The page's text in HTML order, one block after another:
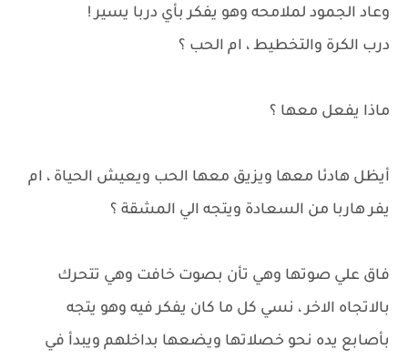
وعاد الجمود لملامحه وهو يفكر بأي دربا يسير !
درب الكرة والتخطيط ، ام الحب ؟
ماذا يفعل معها ؟
أيظل هادئا معها ويزيق معها الحب ويعيش الحياة ، ام
يفر هاربا من السعادة ويتجه الي المشقة ؟
فاق علي صوتها وهي تأن بصوت خافت وهي تتحرك
بالاتجاه الاخر ، نسي كل ما كان يفكر فيه وهو يتجه
بأصابع يده نحو خصلاتها ويضعها بداخلهم ويبدأ في